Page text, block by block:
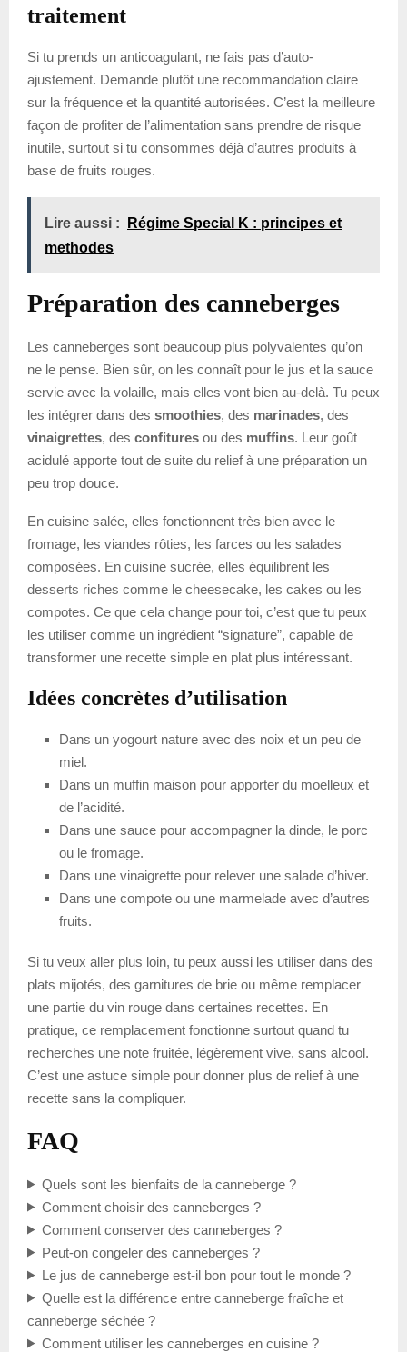
traitement
Si tu prends un anticoagulant, ne fais pas d’auto-
ajustement. Demande plutôt une recommandation claire
sur la fréquence et la quantité autorisées. C’est la meilleure
façon de profiter de l’alimentation sans prendre de risque
inutile, surtout si tu consommes déjà d’autres produits à
base de fruits rouges.
Lire aussi :
Régime Special K : principes et
methodes
Préparation des canneberges
Les canneberges sont beaucoup plus polyvalentes qu’on
ne le pense. Bien sûr, on les connaît pour le jus et la sauce
servie avec la volaille, mais elles vont bien au-delà. Tu peux
les intégrer dans des smoothies, des marinades, des
vinaigrettes, des confitures ou des muffins. Leur goût
acidulé apporte tout de suite du relief à une préparation un
peu trop douce.
En cuisine salée, elles fonctionnent très bien avec le
fromage, les viandes rôties, les farces ou les salades
composées. En cuisine sucrée, elles équilibrent les
desserts riches comme le cheesecake, les cakes ou les
compotes. Ce que cela change pour toi, c’est que tu peux
les utiliser comme un ingrédient “signature”, capable de
transformer une recette simple en plat plus intéressant.
Idées concrètes d’utilisation
Dans un yogourt nature avec des noix et un peu de
miel.
Dans un muffin maison pour apporter du moelleux et
de l’acidité.
Dans une sauce pour accompagner la dinde, le porc
ou le fromage.
Dans une vinaigrette pour relever une salade d’hiver.
Dans une compote ou une marmelade avec d’autres
fruits.
Si tu veux aller plus loin, tu peux aussi les utiliser dans des
plats mijotés, des garnitures de brie ou même remplacer
une partie du vin rouge dans certaines recettes. En
pratique, ce remplacement fonctionne surtout quand tu
recherches une note fruitée, légèrement vive, sans alcool.
C’est une astuce simple pour donner plus de relief à une
recette sans la compliquer.
FAQ
Quels sont les bienfaits de la canneberge ?
Comment choisir des canneberges ?
Comment conserver des canneberges ?
Peut-on congeler des canneberges ?
Le jus de canneberge est-il bon pour tout le monde ?
Quelle est la différence entre canneberge fraîche et
canneberge séchée ?
Comment utiliser les canneberges en cuisine ?